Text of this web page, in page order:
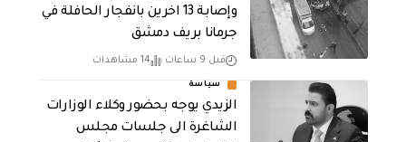
وإصابة 13 اخرين بانفجار الحافلة في
جرمانا بريف دمشق
قبل 9 ساعات 14 مشاهدات
سياسة
الزيدي يوجه بحضور وكلاء الوزارات
الشاغرة الى جلسات مجلس